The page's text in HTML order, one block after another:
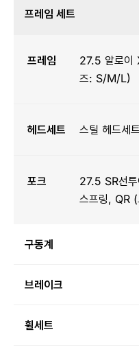
프레임 세트
프레임
27.5 알로이
즈: S/M/L)
헤드세트 스틸 헤드세
포크
27.5 SR선
스프링, QR
구동계
브레이크
휠세트